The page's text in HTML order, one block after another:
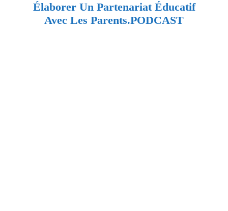
Fraternelle
Élaborer Un Partenariat Éducatif
Avec Les Parents.PODCAST